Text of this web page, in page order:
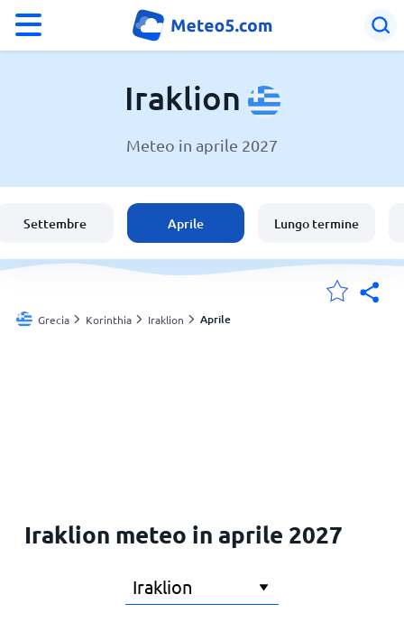
Italia
Svizzera
Iraklion
Meteo in aprile 2027
Settembre Aprile Lungo termine
Grecia Korinthia Iraklion Aprile
Iraklion meteo in aprile 2027